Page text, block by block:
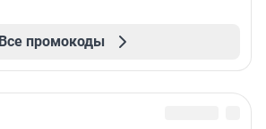
Все промокоды